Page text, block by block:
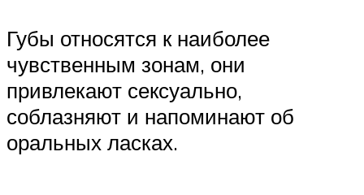
Губы относятся к наиболее
чувственным зонам, они
привлекают сексуально,
соблазняют и напоминают об
оральных ласках.